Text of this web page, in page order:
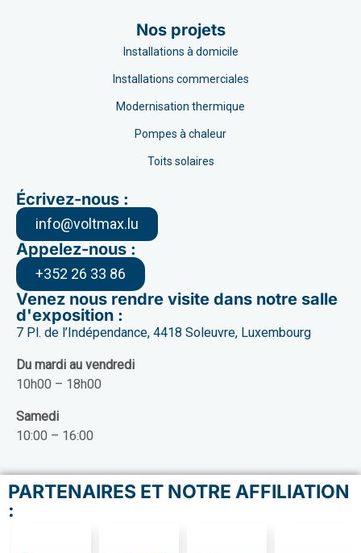
Nos projets
Installations à domicile
Installations commerciales
Modernisation thermique
Pompes à chaleur
Toits solaires
Écrivez-nous :
info@voltmax.lu
Appelez-nous :
+352 26 33 86
Venez nous rendre visite dans notre salle
d'exposition :
7 Pl. de l’Indépendance, 4418 Soleuvre, Luxembourg
Du mardi au vendredi
10h00 – 18h00
Samedi
10:00 – 16:00
PARTENAIRES ET NOTRE AFFILIATION
: